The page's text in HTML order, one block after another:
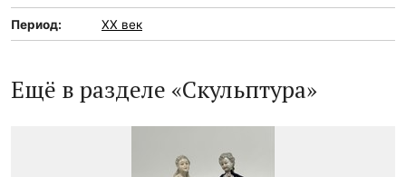
Период: XX век
Ещё в разделе «Скульптура»